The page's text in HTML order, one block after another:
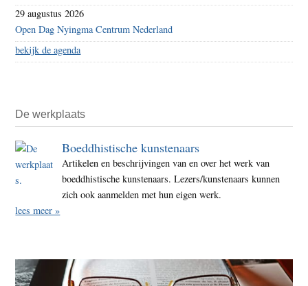
29 augustus 2026
Open Dag Nyingma Centrum Nederland
bekijk de agenda
De werkplaats
Boeddhistische kunstenaars
Artikelen en beschrijvingen van en over het werk van
boeddhistische kunstenaars. Lezers/kunstenaars kunnen
zich ook aanmelden met hun eigen werk.
lees meer »